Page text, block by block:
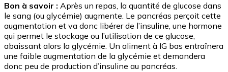
Bon à savoir : Après un repas, la quantité de glucose dans
le sang (ou glycémie) augmente. Le pancréas perçoit cette
augmentation et va donc libérer de l’insuline, une hormone
qui permet le stockage ou l’utilisation de ce glucose,
abaissant alors la glycémie. Un aliment à IG bas entraînera
une faible augmentation de la glycémie et demandera
donc peu de production d’insuline au pancréas.